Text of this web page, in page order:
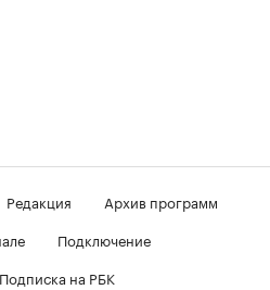
Редакция
Архив программ
Подключение
Подписка на РБК